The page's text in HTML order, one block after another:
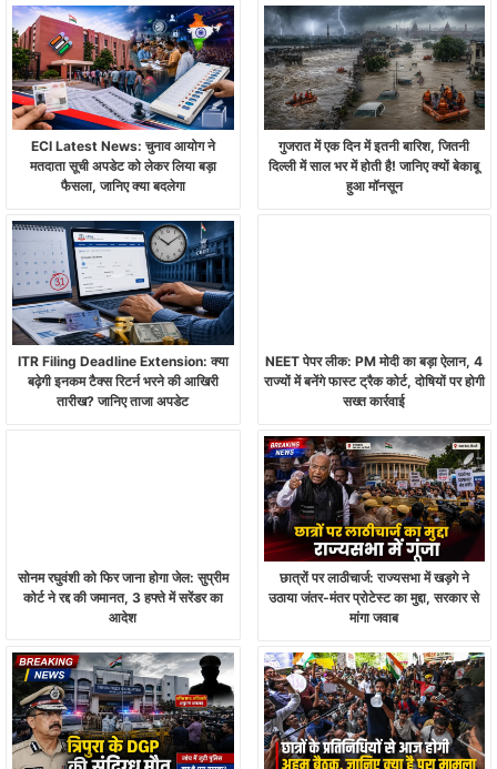
ECI Latest News: चुनाव आयोग ने
मतदाता सूची अपडेट को लेकर लिया बड़ा
फैसला, जानिए क्या बदलेगा
गुजरात में एक दिन में इतनी बारिश, जितनी
दिल्ली में साल भर में होती है! जानिए क्यों बेकाबू
हुआ मॉनसून
ITR Filing Deadline Extension: क्या
बढ़ेगी इनकम टैक्स रिटर्न भरने की आखिरी
तारीख? जानिए ताजा अपडेट
NEET पेपर लीक: PM मोदी का बड़ा ऐलान, 4
राज्यों में बनेंगे फास्ट ट्रैक कोर्ट, दोषियों पर होगी
सख्त कार्रवाई
सोनम रघुवंशी को फिर जाना होगा जेल: सुप्रीम
कोर्ट ने रद्द की जमानत, 3 हफ्ते में सरेंडर का
आदेश
छात्रों पर लाठीचार्ज: राज्यसभा में खड़गे ने
उठाया जंतर-मंतर प्रोटेस्ट का मुद्दा, सरकार से
मांगा जवाब